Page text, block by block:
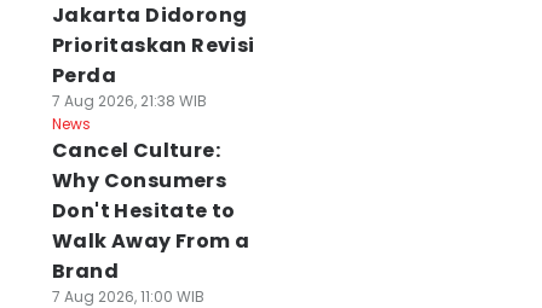
Jakarta Didorong
Prioritaskan Revisi
Perda
7 Aug 2026, 21:38 WIB
News
Cancel Culture:
Why Consumers
Don't Hesitate to
Walk Away From a
Brand
7 Aug 2026, 11:00 WIB